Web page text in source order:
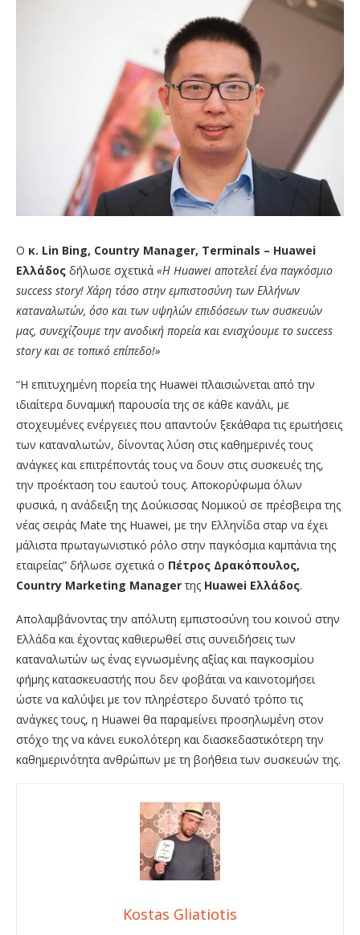
Ο κ. Lin Bing, Country Manager, Terminals – Huawei
Ελλάδος δήλωσε σχετικά «Η Huawei αποτελεί ένα παγκόσμιο
success story! Χάρη τόσο στην εμπιστοσύνη των Ελλήνων
καταναλωτών, όσο και των υψηλών επιδόσεων των συσκευών
μας, συνεχίζουμε την ανοδική πορεία και ενισχύουμε το success
storyκαι σε τοπικό επίπεδο!»
“Η επιτυχημένη πορεία της Huawei πλαισιώνεται από την
ιδιαίτερα δυναμική παρουσία της σε κάθε κανάλι, με
στοχευμένες ενέργειες που απαντούν ξεκάθαρα τις ερωτήσεις
των καταναλωτών, δίνοντας λύση στις καθημερινές τους
ανάγκες και επιτρέποντάς τους να δουν στις συσκευές της,
την προέκταση του εαυτού τους. Αποκορύφωμα όλων
φυσικά, η ανάδειξη της Δούκισσας Νομικού σε πρέσβειρα της
νέας σειράς Mate της Huawei, με την Ελληνίδα σταρ να έχει
μάλιστα πρωταγωνιστικό ρόλο στην παγκόσμια καμπάνια της
εταιρείας” δήλωσε σχετικά ο Πέτρος Δρακόπουλος,
Country Marketing Manager της Huawei Ελλάδος.
Απολαμβάνοντας την απόλυτη εμπιστοσύνη του κοινού στην
Ελλάδα και έχοντας καθιερωθεί στις συνειδήσεις των
καταναλωτών ως ένας εγνωσμένης αξίας και παγκοσμίου
φήμης κατασκευαστής που δεν φοβάται να καινοτομήσει
ώστε να καλύψει με τον πληρέστερο δυνατό τρόπο τις
ανάγκες τους, η Huawei θα παραμείνει προσηλωμένη στον
στόχο της να κάνει ευκολότερη και διασκεδαστικότερη την
καθημερινότητα ανθρώπων με τη βοήθεια των συσκευών της.
Kostas Gliatiotis